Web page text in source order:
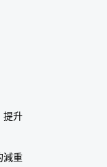
提升
減重